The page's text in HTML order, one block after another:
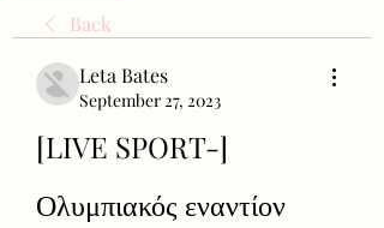
Back
Leta Bates
September 27, 2023
[LIVE SPORT-]
Ολυμπιακός εναντίον